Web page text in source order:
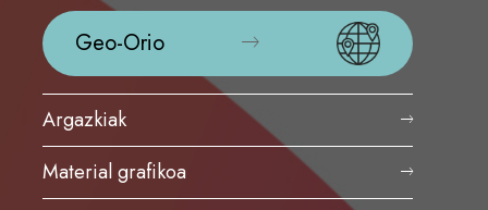
Geo-Orio
Argazkiak
Material grafikoa